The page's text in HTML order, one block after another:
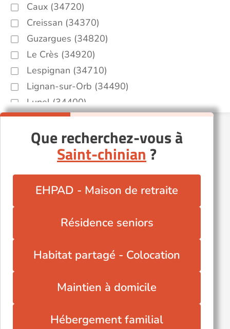
Caux (34720)
Creissan (34370)
Guzargues (34820)
Le Crès (34920)
Lespignan (34710)
Lignan-sur-Orb (34490)
Lunel (34400)
Montpellier (34000)
Neffiès (34320)
Popian (34230)
Pérols (34470)
Saint-Hilaire-de-Beauvoir (34160)
Valros (34290)
Que recherchez-vous à
Saint-chinian ?
EHPAD - Maison de retraite
Résidence seniors
Habitat partagé - Colocation
Maintien à domicile
Hébergement familial